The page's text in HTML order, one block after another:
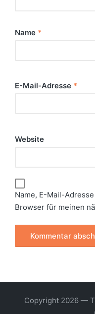
Name *
E-Mail-Adresse *
Website
Name, E-Mail-
Browser für meinen
Copyright 2026 —